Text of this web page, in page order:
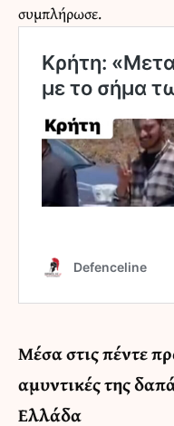
συμπλήρωσε.
Μέσα στις πέντε
αμυντικές της
Ελλάδα